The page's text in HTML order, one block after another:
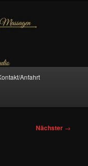
More
Anfahrt
Nächster →